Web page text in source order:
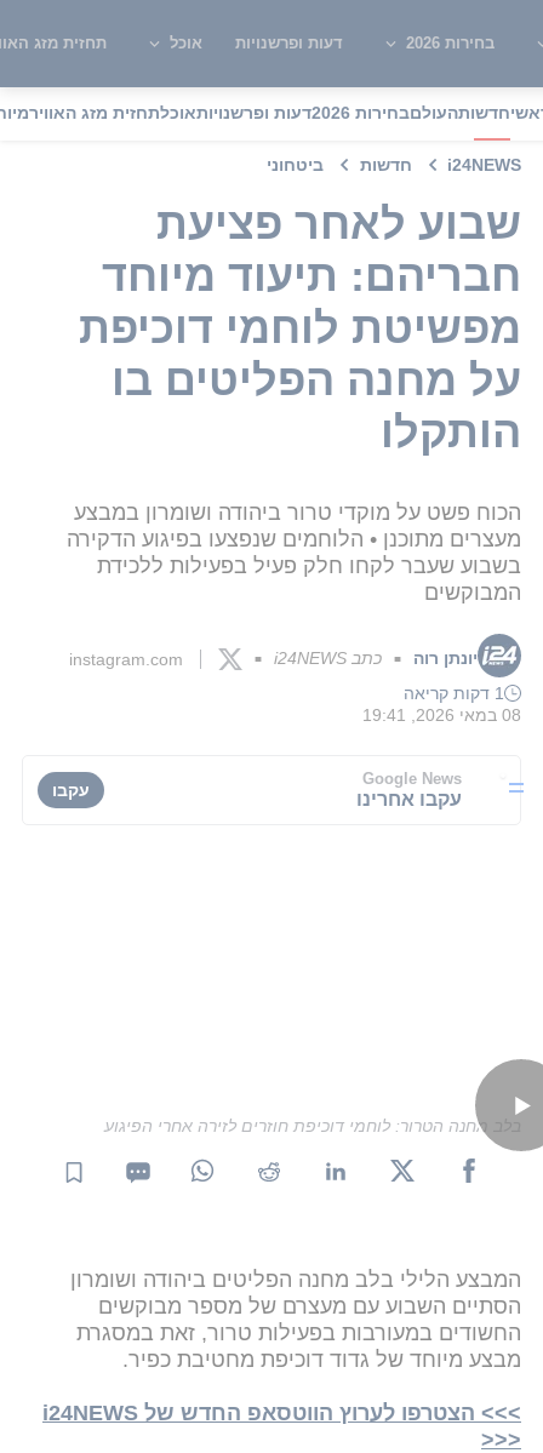
בחירות 2026 דעות ופרשנויות אוכל תחזית מזג
חדשותהעולםבחירות 2026 דעות ופרשנויותאוכלתחזית מזג האוויר
i24NEWS חדשות ביטחוני
שבוע לאחר פציעת
חבריהם: תיעוד מיוחד
מפשיטת לוחמי דוכיפת
על מחנה הפליטים בו
הותקלו
הכוח פשט על מוקדי טרור ביהודה ושומרון במבצע
מעצרים מתוכנן • הלוחמים שנפצעו בפיגוע הדקירה
בשבוע שעבר לקחו חלק פעיל בפעילות ללכידת
המבוקשים
יונתן רוה ■ כתב i24NEWS ■
instagram.com
1 דקות קריאה
08 במאי 2026, 19:41
Google News
עקבו אחרינו עקבו
בלב מחנה הטרור: לוחמי דוכיפת חוזרים לזירה אחרי הפיגוע
המבצע הלילי בלב מחנה הפליטים ביהודה ושומרון
הסתיים השבוע עם מעצרם של מספר מבוקשים
החשודים במעורבות בפעילות טרור, זאת במסגרת
מבצע מיוחד של גדוד דוכיפת מחטיבת כפיר.
>>> הצטרפו לערוץ הווטסאפ החדש של i24NEWS
<<<